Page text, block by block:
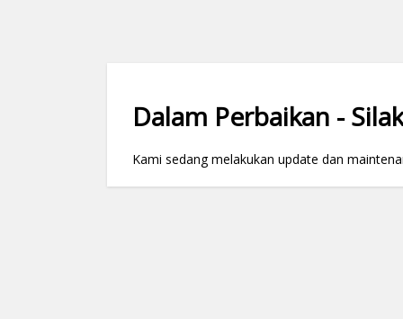
Dalam Perbaikan -
Kami sedang melakukan update dan